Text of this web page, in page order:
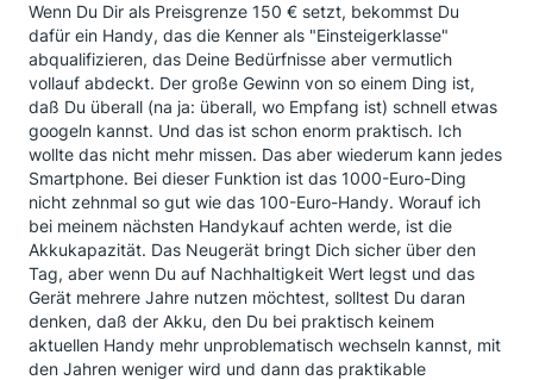
Wenn Du Dir als Preisgrenze 150 € setzt, bekommst Du
dafür ein Handy, das die Kenner als "Einsteigerklasse"
abqualifizieren, das Deine Bedürfnisse aber vermutlich
vollauf abdeckt. Der große Gewinn von so einem Ding ist,
daß Du überall (na ja: überall, wo Empfang ist) schnell etwas
googeln kannst. Und das ist schon enorm praktisch. Ich
wollte das nicht mehr missen. Das aber wiederum kann jedes
Smartphone. Bei dieser Funktion ist das 1000-Euro-Ding
nicht zehnmal so gut wie das 100-Euro-Handy. Worauf ich
bei meinem nächsten Handykauf achten werde, ist die
Akkukapazität. Das Neugerät bringt Dich sicher über den
Tag, aber wenn Du auf Nachhaltigkeit Wert legst und das
Gerät mehrere Jahre nutzen möchtest, solltest Du daran
denken, daß der Akku, den Du bei praktisch keinem
aktuellen Handy mehr unproblematisch wechseln kannst, mit
den Jahren weniger wird und dann das praktikable